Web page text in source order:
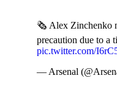
🗞 Alex Zinchenko
precaution due to a
pic.twitter.com/
— Arsenal